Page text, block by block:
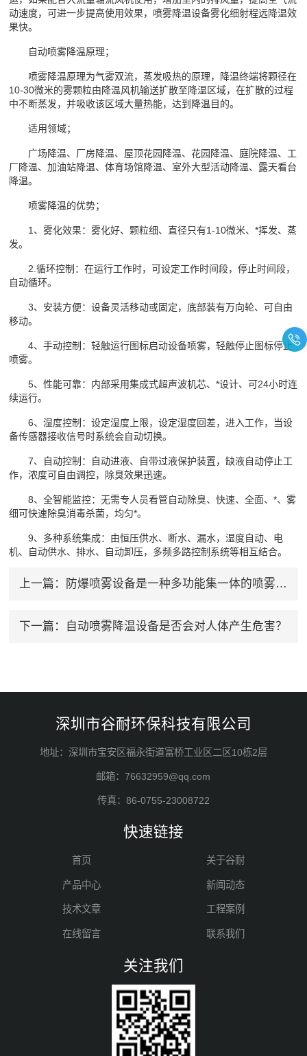
动速度，可进一步提高使用效果，喷雾降温设备雾化细射程远降温效
果快。
自动喷雾降温原理；
喷雾降温原理为气雾双流，蒸发吸热的原理，降温终端将颗径在
10-30微米的雾颗粒由降温风机输送扩散至降温区域，在扩散的过程
中不断蒸发，并吸收该区域大量热能，达到降温目的。
适用领域；
广场降温、厂房降温、屋顶花园降温、花园降温、庭院降温、工
厂降温、加油站降温、体育场馆降温、室外大型活动降温、露天看台
降温。
喷雾降温的优势；
1、雾化效果：雾化好、颗粒细、直径只有1-10微米、*挥发、蒸
发。
2.循环控制：在运行工作时，可设定工作时间段，停止时间段，
自动循环。
3、安装方便：设备灵活移动或固定，底部装有万向轮、可自由
移动。
4、手动控制：轻触运行图标启动设备喷雾，轻触停止图标停止
喷雾。
5、性能可靠：内部采用集成式超声波机芯、*设计、可24小时连
续运行。
6、湿度控制：设定湿度上限，设定湿度回差，进入工作，当设
备传感器接收信号时系统会自动切换。
7、自动控制：自动进液、自带过液保护装置，缺液自动停止工
作，浓度可自由调控，除臭效果迅速。
8、全智能监控：无需专人员看管自动除臭、快速、全面、*、雾
细可快速除臭消毒杀菌，均匀*。
9、多种系统集成：由恒压供水、断水、漏水，湿度自动、电
机、自动供水、排水、自动卸压，多频多路控制系统等相互结合。
上一篇： 防爆喷雾设备是一种多功能集一体的喷雾系统
下一篇： 自动喷雾降温设备是否会对人体产生危害？
深圳市谷耐环保科技有限公司
地址：深圳市宝安区福永街道富桥工业区二区10栋2层
邮箱：76632959@qq.com
传真：86-0755-23008722
快速链接
首页 关于谷耐
产品中心 新闻动态
技术文章 工程案例
在线留言 联系我们
关注我们